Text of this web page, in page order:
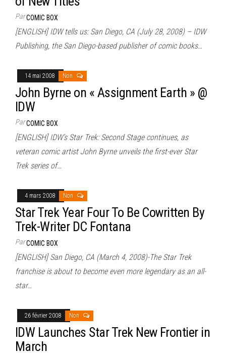
ParCOMIC BOX
[ENGLISH] IDW tells us: San Diego, CA (July 28, 2008) – IDW
Publishing, the San Diego-based publisher of comic books…
14 mai 2008 Non
John Byrne on « Assignment Earth » @
IDW
ParCOMIC BOX
[ENGLISH] IDW’s Star Trek: Second Stage continues, as
veteran comic artist John Byrne unveils the first-ever Star
Trek series of…
4 mars 2008 Non
Star Trek Year Four To Be Cowritten By
Trek-Writer DC Fontana
ParCOMIC BOX
[ENGLISH] San Diego, CA (March 4, 2008)-The Star Trek
franchise is about to become even more legendary as an all-
star…
26 février 2008 Non
IDW Launches Star Trek New Frontier in
March